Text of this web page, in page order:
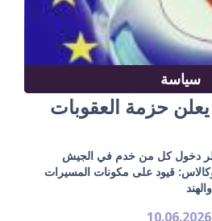
سياسة
يعلن حزمة العقوبات
دخول كل من خدم في الجيش
قيود على مكونات المسيرات
10.06.2026